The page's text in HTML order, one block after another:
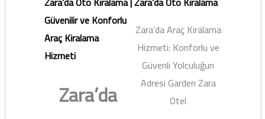
Güvenilir ve Konforlu
Araç Kiralama
Hizmeti
Zara’da
Zara’da Araç Kiralama
Hizmeti: Konforlu ve
Güvenli Yolculuğun
Adresi Garden Zara
Otel